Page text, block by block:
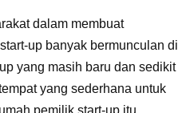
dalam membuat
up banyak bermunculan di
yang masih baru dan sedikit
yang sederhana untuk
pemilik start-up itu